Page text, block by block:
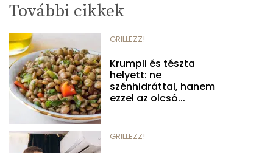
További cikkek
GRILLEZZ!
Krumpli és tészta
helyett: ne
szénhidráttal, hanem
ezzel az olcsó...
GRILLEZZ!